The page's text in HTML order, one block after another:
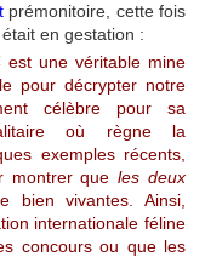
prémonitoire, cette fois
en gestation :
est une véritable mine
pour décrypter notre
célèbre pour sa
où règne la
exemples récents,
montrer queles deux
bien vivantes. Ainsi,
internationale féline
concours ou que les